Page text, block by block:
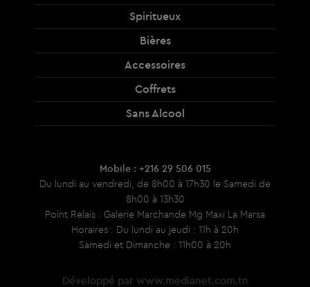
Spiritueux
Bières
Accessoires
Coffrets
Sans Alcool
Mobile : +216 29 506 015
Du lundi au vendredi, de 8h00 à 17h30 le Samedi de
8h00 à 13h30
Point Relais : Galerie Marchande Mg Maxi La Marsa
Horaires : Du lundi au jeudi : 11h à 20h
Samedi et Dimanche : 11h00 à 20h
Développé par www.medianet.com.tn